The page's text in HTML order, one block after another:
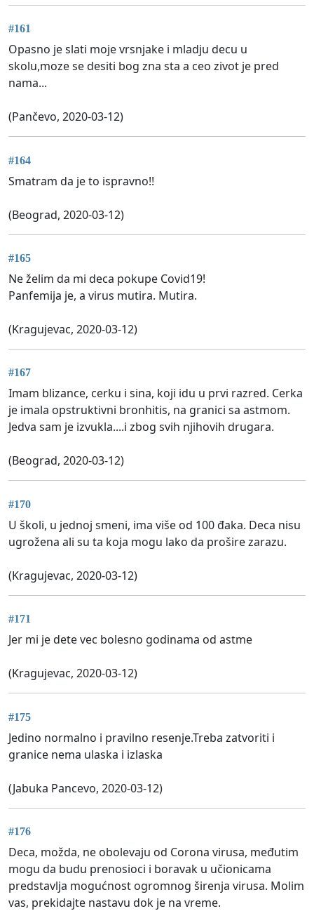
#161
Opasno je slati moje vrsnjake i mladju decu u
skolu,moze se desiti bog zna sta a ceo zivot je pred
nama...
(Pančevo, 2020-03-12)
#164
Smatram da je to ispravno!!
(Beograd, 2020-03-12)
#165
Ne želim da mi deca pokupe Covid19!
Panfemija je, a virus mutira. Mutira.
(Kragujevac, 2020-03-12)
#167
Imam blizance, cerku i sina, koji idu u prvi razred. Cerka
je imala opstruktivni bronhitis, na granici sa astmom.
Jedva sam je izvukla....i zbog svih njihovih drugara.
(Beograd, 2020-03-12)
#170
U školi, u jednoj smeni, ima više od 100 đaka. Deca nisu
ugrožena ali su ta koja mogu lako da prošire zarazu.
(Kragujevac, 2020-03-12)
#171
Jer mi je dete vec bolesno godinama od astme
(Kragujevac, 2020-03-12)
#175
Jedino normalno i pravilno resenje.Treba zatvoriti i
granice nema ulaska i izlaska
(Jabuka Pancevo, 2020-03-12)
#176
Deca, možda, ne obolevaju od Corona virusa, međutim
mogu da budu prenosioci i boravak u učionicama
predstavlja mogućnost ogromnog širenja virusa. Molim
vas, prekidajte nastavu dok je na vreme.